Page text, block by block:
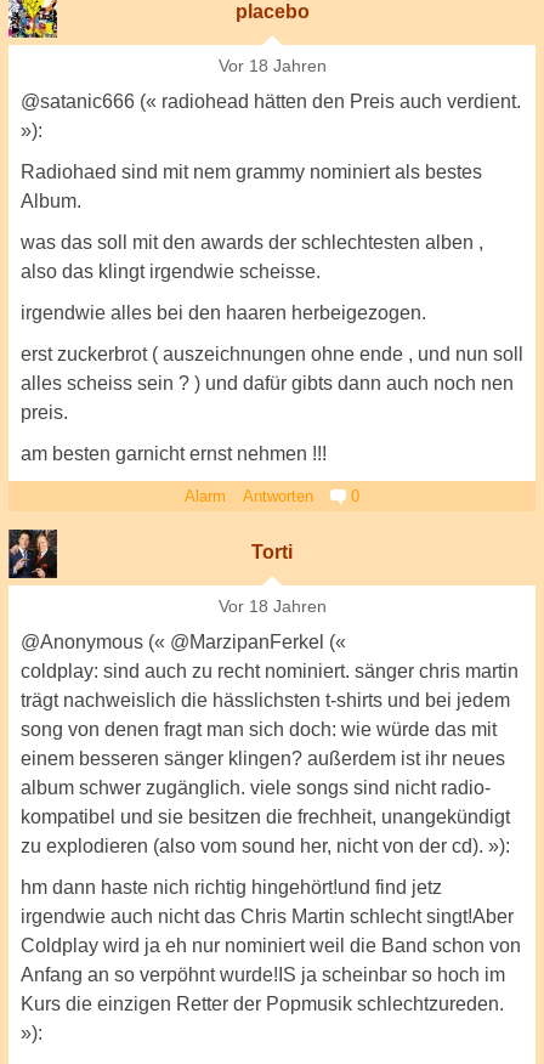
placebo
Vor 18 Jahren
@satanic666 (« radiohead hätten den Preis auch verdient.
»):
Radiohaed sind mit nem grammy nominiert als bestes
Album.
was das soll mit den awards der schlechtesten alben ,
also das klingt irgendwie scheisse.
irgendwie alles bei den haaren herbeigezogen.
erst zuckerbrot ( auszeichnungen ohne ende , und nun soll
alles scheiss sein ? ) und dafür gibts dann auch noch nen
preis.
am besten garnicht ernst nehmen !!!
Alarm Antworten 0
Torti
Vor 18 Jahren
@Anonymous (« @MarzipanFerkel («
coldplay: sind auch zu recht nominiert. sänger chris martin
trägt nachweislich die hässlichsten t-shirts und bei jedem
song von denen fragt man sich doch: wie würde das mit
einem besseren sänger klingen? außerdem ist ihr neues
album schwer zugänglich. viele songs sind nicht radio-
kompatibel und sie besitzen die frechheit, unangekündigt
zu explodieren (also vom sound her, nicht von der cd). »):
hm dann haste nich richtig hingehört!und find jetz
irgendwie auch nicht das Chris Martin schlecht singt!Aber
Coldplay wird ja eh nur nominiert weil die Band schon von
Anfang an so verpöhnt wurde!IS ja scheinbar so hoch im
Kurs die einzigen Retter der Popmusik schlechtzureden.
»):